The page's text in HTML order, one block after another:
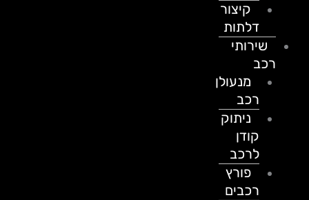
קיצור
דלתות
שירותי
מנעולן
ניתוק
לרכב
פורץ
רכבים